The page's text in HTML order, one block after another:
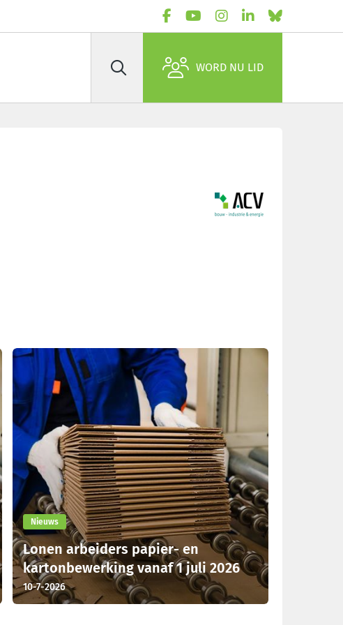
Zoek WORD NU LID
Nieuws
Lonen arbeiders papier- en
kartonbewerking vanaf 1 juli 2026
10-7-2026